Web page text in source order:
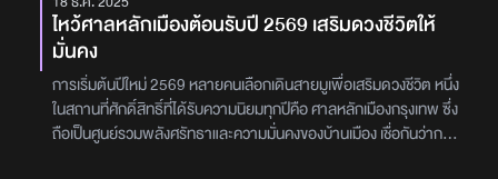
ศรัทธาและความร่มเย็นภายในวัดวัดญวนสะพานขาวจึงเป็นมากกว่าวัด
แต่เป็นสถานที่ที่รวมเอาความเชื่อของชาวญวนและมหายานเข้าไว้ด้วย
กันอย่างกลมกลืน มอบโอกาสให้ผู้มาเยือนได้ขอพรเพื่อชีวิตที่ดีขึ้นในทุก
ด้าน ทั้งด้านสุขภาพจากองค์หมอชีวกฯ และความก้าวหน้าในการงาน
จากท้าวมหาพรหมฯผู้เขียน เบญญาภา แนบเนียน
ชม 08.00 - 18.00 น.ผู้เขียน : วิภูษิตา ญาติจันทึกภาพ : ผู้เขียน วิ
ภูษิตา ญาติจันทึก
ไหว้ศาลหลักเมืองต้อนรับปี 2569 เสริมดวงชีวิตให้
มั่นคง
การเริ่มต้นปีใหม่ 2569 หลายคนเลือกเดินสายมูเพื่อเสริมดวงชีวิต หนึ่ง
ในสถานที่ศักดิ์สิทธิ์ที่ได้รับความนิยมทุกปีคือ ศาลหลักเมืองกรุงเทพ ซึ่ง
ถือเป็นศูนย์รวมพลังศรัทธาและความมั่นคงของบ้านเมือง เชื่อกันว่าการ